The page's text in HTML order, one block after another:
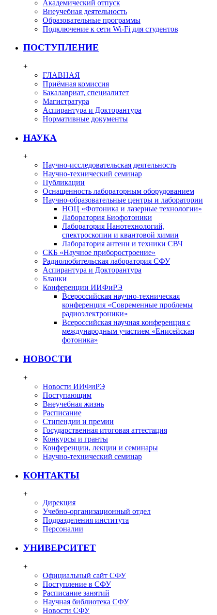
Академический отпуск
Внеучебная деятельность
Образовательные программы
Подключение к сети Wi-Fi для студентов
ПОСТУПЛЕНИЕ
+
ГЛАВНАЯ
Приёмная комиссия
Бакалавриат, специалитет
Магистратура
Аспирантура и Докторантура
Нормативные документы
НАУКА
+
Научно-исследовательская деятельность
Научно-технический семинар
Публикации
Оснащенность лабораторным оборудованием
Научно-образовательные центры и лаборатории
НОЦ «Фотоника и лазерные технологии»
Лаборатория Биофотоники
Лаборатория Нанотехнологий,
спектроскопии и квантовой химии
Лаборатория антенн и техники СВЧ
СКБ «Научное приборостроение»
Радиолюбительская лаборатория СФУ
Аспирантура и Докторантура
Бланки
Конференции ИИФиРЭ
Всероссийская научно-техническая
конференция «Современные проблемы
радиоэлектроники»
Всероссийская научная конференция с
международным участием «Енисейская
фотоника»
НОВОСТИ
+
Новости ИИФиРЭ
Поступающим
Внеучебная жизнь
Расписание
Стипендии и премии
Государственная итоговая аттестация
Конкурсы и гранты
Конференции, лекции и семинары
Научно-технический семинар
КОНТАКТЫ
+
Дирекция
Учебно-организационный отдел
Подразделения института
Персоналии
УНИВЕРСИТЕТ
+
Официальный сайт СФУ
Поступление в СФУ
Расписание занятий
Научная библиотека СФУ
Новости СФУ